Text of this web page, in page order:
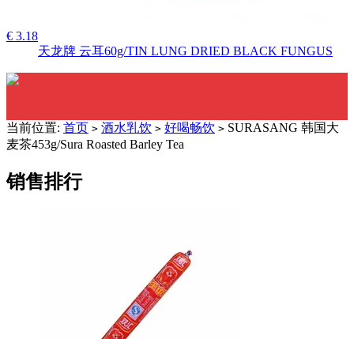
€ 3.18
天龙牌 云耳60g/TIN LUNG DRIED BLACK FUNGUS
当前位置: 首页 > 酒水乳饮 > 好喝畅饮 > SURASANG 韩国大
麦茶453g/Sura Roasted Barley Tea
销售排行